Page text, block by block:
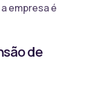
empresa é
de